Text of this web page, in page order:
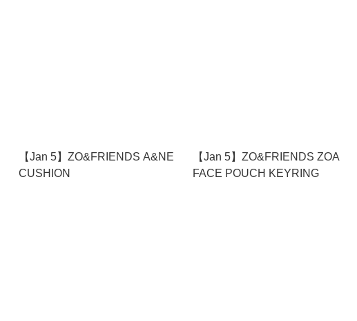
【Jan 5】ZO&FRIENDS A&NE
CUSHION
【Jan 5】ZO&FRIENDS ZOA
FACE POUCH KEYRING